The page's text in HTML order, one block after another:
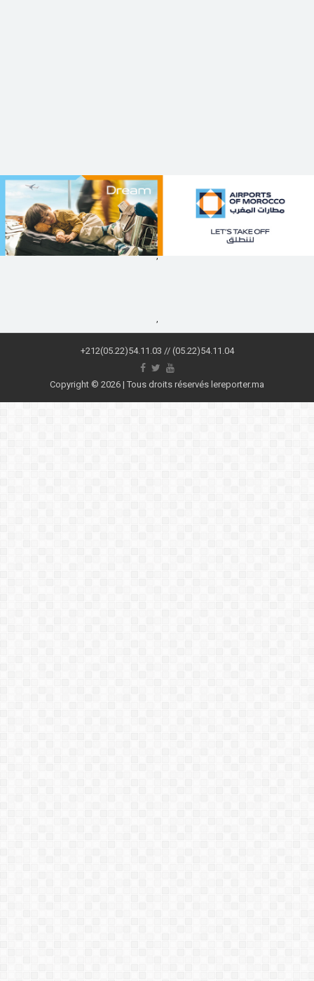
,
,
+212(05.22)54.11.03 // (05.22)54.11.04
Copyright © 2026 | Tous droits réservés lereporter.ma